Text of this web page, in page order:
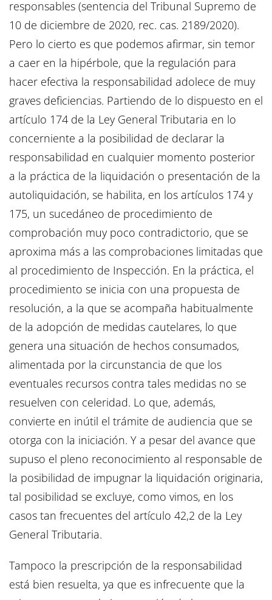
responsables (sentencia del Tribunal Supremo de
10 de diciembre de 2020, rec. cas. 2189/2020).
Pero lo cierto es que podemos afirmar, sin temor
a caer en la hipérbole, que la regulación para
hacer efectiva la responsabilidad adolece de muy
graves deficiencias. Partiendo de lo dispuesto en el
artículo 174 de la Ley General Tributaria en lo
concerniente a la posibilidad de declarar la
responsabilidad en cualquier momento posterior
a la práctica de la liquidación o presentación de la
autoliquidación, se habilita, en los artículos 174 y
175, un sucedáneo de procedimiento de
comprobación muy poco contradictorio, que se
aproxima más a las comprobaciones limitadas que
al procedimiento de Inspección. En la práctica, el
procedimiento se inicia con una propuesta de
resolución, a la que se acompaña habitualmente
de la adopción de medidas cautelares, lo que
genera una situación de hechos consumados,
alimentada por la circunstancia de que los
eventuales recursos contra tales medidas no se
resuelven con celeridad. Lo que, además,
convierte en inútil el trámite de audiencia que se
otorga con la iniciación. Y a pesar del avance que
supuso el pleno reconocimiento al responsable de
la posibilidad de impugnar la liquidación originaria,
tal posibilidad se excluye, como vimos, en los
casos tan frecuentes del artículo 42,2 de la Ley
General Tributaria.
Tampoco la prescripción de la responsabilidad
está bien resuelta, ya que es infrecuente que la